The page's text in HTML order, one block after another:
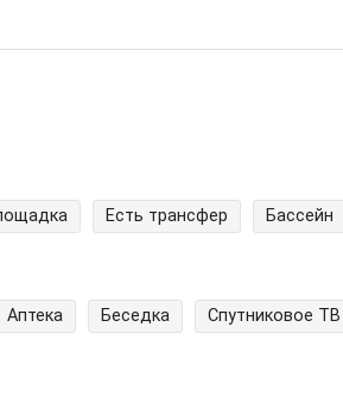
Есть трансфер Бассейн
Аптека Беседка Спутниковое ТВ